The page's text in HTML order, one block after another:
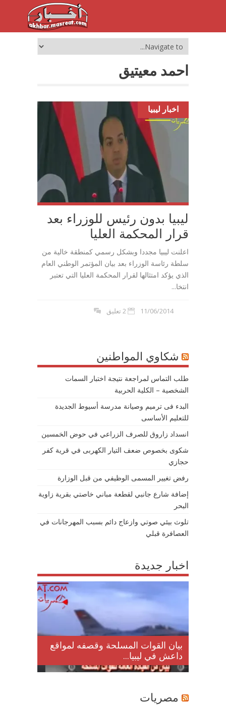
احمد معيتيق
اخبار ليبيا
ليبيا بدون رئيس للوزراء بعد
قرار المحكمة العليا
اعلنت ليبيا مجددا وبشكل رسمي كمنطقة خالية من
سلطة رئاسة الوزراء بعد بيان المؤتمر الوطني العام
الذي يؤكد امتثالها لقرار المحكمة العليا التي تعتبر
انتخا...
11/06/2014 2 تعليق
شكاوي المواطنين
طلب التماس لمراجعة نتيجة اختبار السمات
الشخصية – الكلية الحربية
البدء فى ترميم وصيانة مدرسة أسيوط الجديدة
للتعليم الأساسى
انسداد زاروق للصرف الزراعي في حوض الخمسين
شكوى بخصوص ضعف التيار الكهربى في قرية كفر
حجازي
رفض تغيير المسمى الوظيفي من قبل الوزارة
إضافة شارع جانبي لقطعة مباني خاصتي بقرية زاوية
البحر
تلوث بيئي صوتي وازعاج دائم بسبب المهرجانات في
العصافرة قبلي
اخبار جديدة
بيان القوات المسلحة وقصفه لمواقع
داعش في ليبيا...
مصريات